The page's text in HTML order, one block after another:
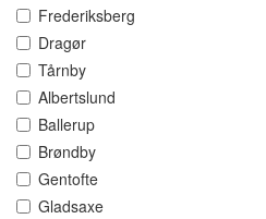
Frederiksberg
Dragør
Tårnby
Albertslund
Ballerup
Brøndby
Gentofte
Gladsaxe